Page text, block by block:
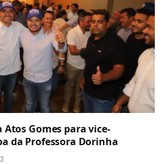
Gomes para vice-
da Professora Dorinha